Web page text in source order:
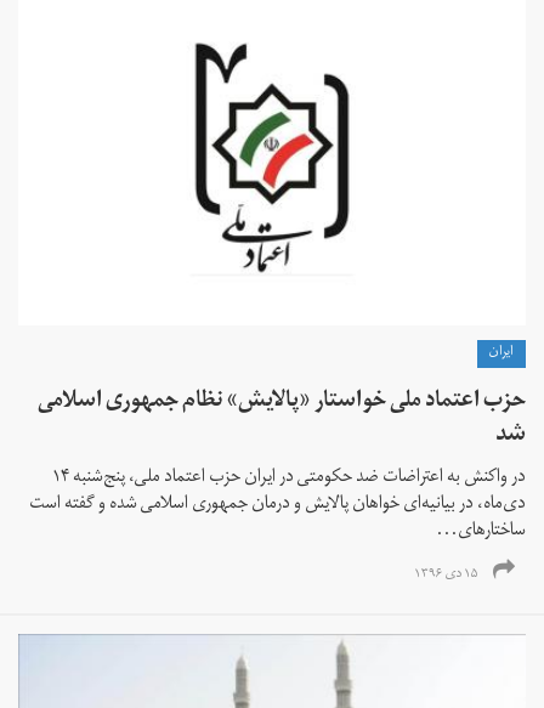
ايران
حزب اعتماد ملی خواستار «پالایش» نظام جمهوری اسلامی
شد
در واکنش به اعتراضات ضد حکومتی در ایران حزب اعتماد ملی، پنج‌شنبه ۱۴
دی‌ماه، در بیانیه‌ای خواهان پالایش و درمان جمهوری اسلامی شده و گفته است
ساختارهای...
۱۵ دی ۱۳۹۶